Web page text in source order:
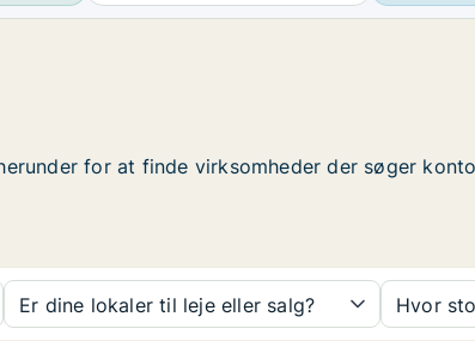
for at finde virksomheder der søger
Er dine lokaler til leje eller salg? Hvor